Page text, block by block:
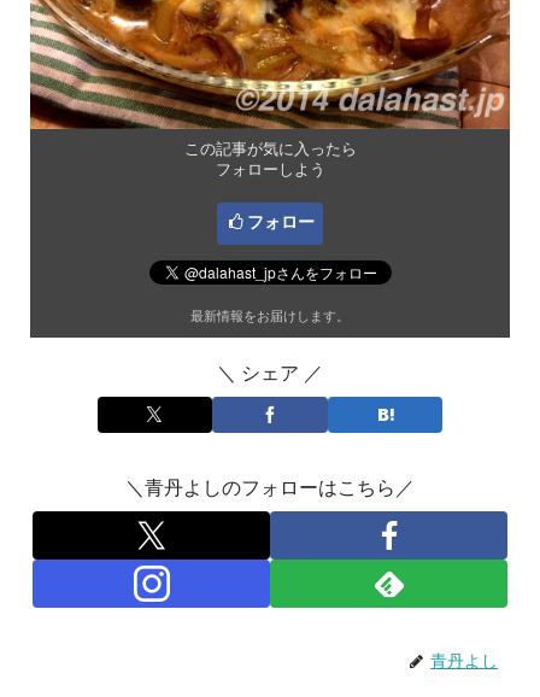
この記事が気に入ったら
フォローしよう
フォロー
最新情報をお届けします。
＼ シェア ／
＼青丹よしのフォローはこちら／
青丹よし